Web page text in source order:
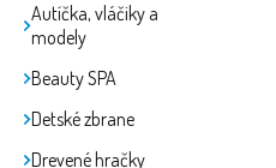
Autíčka, vláčiky a
modely
Beauty SPA
Detské zbrane
Drevené hračky